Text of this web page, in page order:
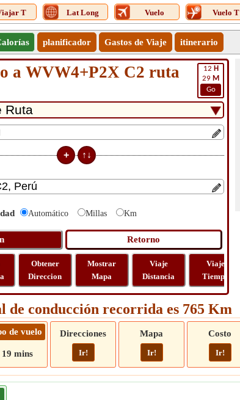
T Lat Long Vuelo Vuelo T
planificador Gastos de Viaje itinerario
12 H
29 M
Go
a WVW4+P2X C2 ruta
Automático Millas Km
Obtener
Direccion
Mostrar
Mapa
Viaje
Distancia
Viaje
Tiempo
de conducción recorrida es 765 Km
de vuelo
mins
Direcciones
Ir!
Mapa
Ir!
Costo
Ir!